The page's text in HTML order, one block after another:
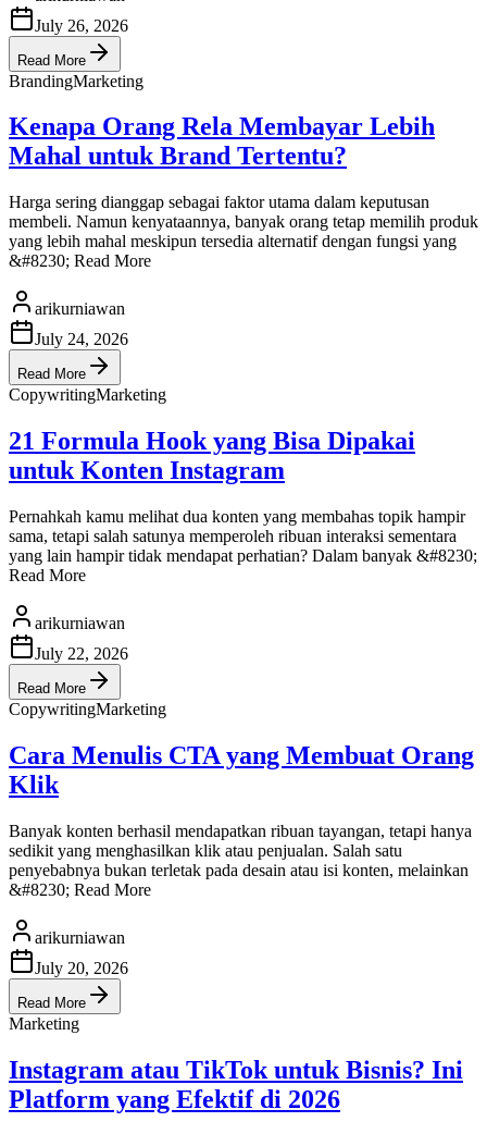
July 26, 2026
Read More
BrandingMarketing
Kenapa Orang Rela Membayar Lebih
Mahal untuk Brand Tertentu?
Harga sering dianggap sebagai faktor utama dalam keputusan
membeli. Namun kenyataannya, banyak orang tetap memilih produk
yang lebih mahal meskipun tersedia alternatif dengan fungsi yang
&#8230; Read More
arikurniawan
July 24, 2026
Read More
CopywritingMarketing
21 Formula Hook yang Bisa Dipakai
untuk Konten Instagram
Pernahkah kamu melihat dua konten yang membahas topik hampir
sama, tetapi salah satunya memperoleh ribuan interaksi sementara
yang lain hampir tidak mendapat perhatian? Dalam banyak &#8230;
Read More
arikurniawan
July 22, 2026
Read More
CopywritingMarketing
Cara Menulis CTA yang Membuat Orang
Klik
Banyak konten berhasil mendapatkan ribuan tayangan, tetapi hanya
sedikit yang menghasilkan klik atau penjualan. Salah satu
penyebabnya bukan terletak pada desain atau isi konten, melainkan
&#8230; Read More
arikurniawan
July 20, 2026
Read More
Marketing
Instagram atau TikTok untuk Bisnis? Ini
Platform yang Efektif di 2026